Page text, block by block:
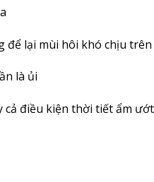
lại mùi hôi khó chịu trên
là ủi
cả điều kiện thời tiết ẩm ướt